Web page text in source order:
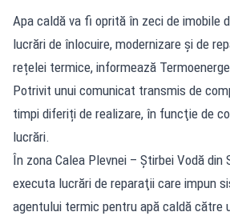
Apa caldă va fi oprită în zeci de imobile
lucrări de înlocuire, modernizare și de
rețelei termice, informează
Potrivit unui comunicat transmis de
timpi diferiți de realizare, în funcţie de
lucrări.
În zona Calea Plevnei – Ştirbei Vodă din
executa lucrări de reparaţii care impun
agentului termic pentru apă caldă către